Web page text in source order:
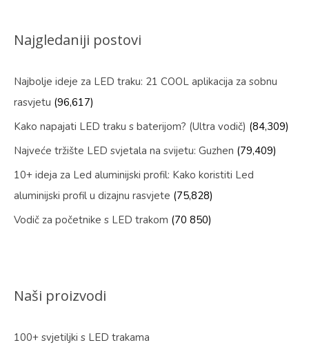
Najgledaniji postovi
Najbolje ideje za LED traku: 21 COOL aplikacija za sobnu
rasvjetu (96,617)
Kako napajati LED traku s baterijom? (Ultra vodič) (84,309)
Najveće tržište LED svjetala na svijetu: Guzhen (79,409)
10+ ideja za Led aluminijski profil: Kako koristiti Led
aluminijski profil u dizajnu rasvjete (75,828)
Vodič za početnike s LED trakom (70 850)
Naši proizvodi
100+ svjetiljki s LED trakama